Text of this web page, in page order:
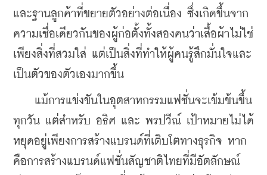
และฐานลูกค้าที่ขยายตัวอย่างต่อเนื่อง ซึ่งเกิดขึ้นจาก
ความเชื่อเดียวกันของผู้ก่อตั้งทั้งสองคนว่าเสื้อผ้าไม่ใช่
เพียงสิ่งที่สวมใส่ แต่เป็นสิ่งที่ทำให้ผู้คนรู้สึกมั่นใจและ
เป็นตัวของตัวเองมากขึ้น
แม้การแข่งขันในอุตสาหกรรมแฟชั่นจะเข้มข้นขึ้น
ทุกวัน แต่สำหรับ อธิศ และ พรปวีณ์ เป้าหมายไม่ได้
หยุดอยู่เพียงการสร้างแบรนด์ที่เติบโตทางธุรกิจ หาก
คือการสร้างแบรนด์แฟชั่นสัญชาติไทยที่มีอัตลักษณ์